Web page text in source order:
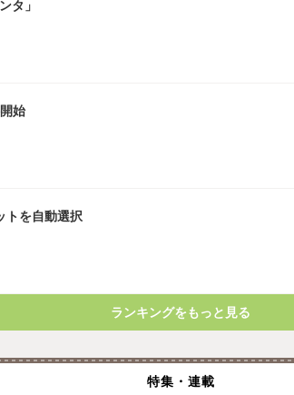
タ」
始
トを自動選択
ランキングをもっと見る
特集・連載